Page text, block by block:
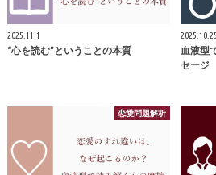
2025.11.1
“心を読む”ということの本質
2025.10.25
血液型
セージ
恋愛問題解析